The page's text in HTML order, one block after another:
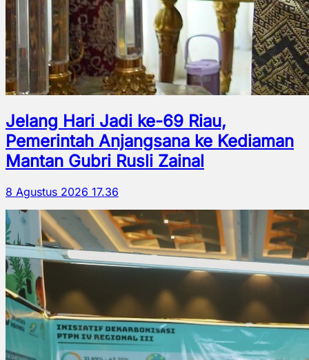
Jelang Hari Jadi ke-69 Riau,
Pemerintah Anjangsana ke Kediaman
Mantan Gubri Rusli Zainal
8 Agustus 2026 17.36